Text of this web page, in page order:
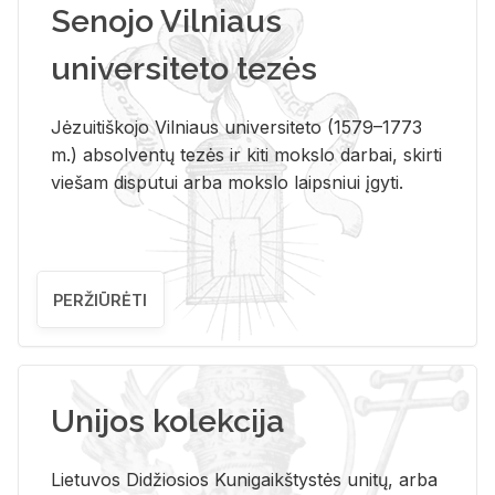
Senojo Vilniaus
universiteto tezės
Jėzuitiškojo Vilniaus universiteto (1579–1773
m.) absolventų tezės ir kiti mokslo darbai, skirti
viešam disputui arba mokslo laipsniui įgyti.
PERŽIŪRĖTI
Unijos kolekcija
Lietuvos Didžiosios Kunigaikštystės unitų, arba